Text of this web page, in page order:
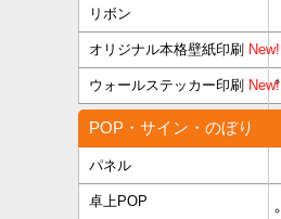
リボン
オリジナル本格壁紙印刷 New!
ウォールステッカー印刷 New!
POP・サイン・のぼり
パネル
卓上POP